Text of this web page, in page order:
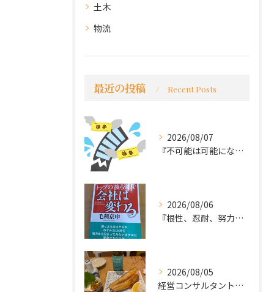
土木
物流
最近の投稿 Recent Posts
2026/08/07
『不可能は可能になる』
2026/08/06
『根性、忍耐、努力という言葉は死語なのか』
2026/08/05
経営コンサルタントのモーちゃん・毛利京申です。